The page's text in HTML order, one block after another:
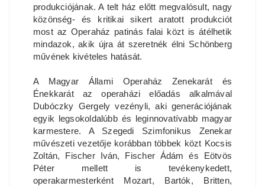
produkciójának. A telt ház előtt megvalósult, nagy
közönség- és kritikai sikert aratott produkciót
most az Operaház patinás falai közt is átélhetik
mindazok, akik újra át szeretnék élni Schönberg
művének kivételes hatását.
A Magyar Állami Operaház Zenekarát és
Énekkarát az operaházi előadás alkalmával
Dubóczky Gergely vezényli, aki generációjának
egyik legsokoldalúbb és leginnovatívabb magyar
karmestere. A Szegedi Szimfonikus Zenekar
művészeti vezetője korábban többek közt Kocsis
Zoltán, Fischer Iván, Fischer Ádám és Eötvös
Péter mellett is tevékenykedett,
operakarmesterként Mozart, Bartók, Britten,